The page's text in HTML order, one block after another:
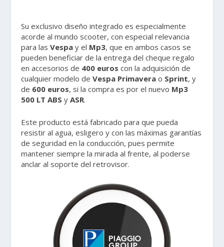
Su exclusivo diseño integrado es especialmente
acorde al mundo scooter, con especial relevancia
para las Vespa y el Mp3, que en ambos casos se
pueden beneficiar de la entrega del cheque regalo
en accesorios de 400 euros con la adquisición de
cualquier modelo deVespa Primavera o Sprint, y
de 600 euros, si la compra es por el nuevo Mp3
500 LT ABS yASR.
Este producto está fabricado para que pueda
resistir al agua, esligero y con las máximas garantías
de seguridad en la conducción, pues permite
mantener siempre la mirada al frente, al poderse
anclar al soporte del retrovisor.